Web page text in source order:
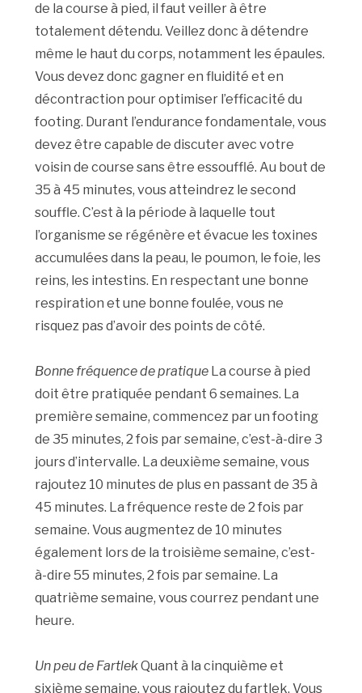
de la course à pied, il faut veiller à être
totalement détendu. Veillez donc à détendre
même le haut du corps, notamment les épaules.
Vous devez donc gagner en fluidité et en
décontraction pour optimiser l’efficacité du
footing. Durant l’endurance fondamentale, vous
devez être capable de discuter avec votre
voisin de course sans être essoufflé. Au bout de
35 à 45 minutes, vous atteindrez le second
souffle. C’est à la période à laquelle tout
l’organisme se régénère et évacue les toxines
accumulées dans la peau, le poumon, le foie, les
reins, les intestins. En respectant une bonne
respiration et une bonne foulée, vous ne
risquez pas d’avoir des points de côté.
Bonne fréquence de pratique La course à pied
doit être pratiquée pendant 6 semaines. La
première semaine, commencez par un footing
de 35 minutes, 2 fois par semaine, c’est-à-dire 3
jours d’intervalle. La deuxième semaine, vous
rajoutez 10 minutes de plus en passant de 35 à
45 minutes. La fréquence reste de 2 fois par
semaine. Vous augmentez de 10 minutes
également lors de la troisième semaine, c’est-
à-dire 55 minutes, 2 fois par semaine. La
quatrième semaine, vous courrez pendant une
heure.
Un peu de FartlekQuant à la cinquième et
sixième semaine, vous rajoutez du fartlek. Vous